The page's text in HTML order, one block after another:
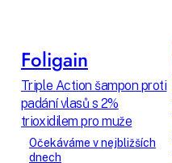
Foligain
Triple Action šampon proti
padání vlasů s 2%
trioxidilem pro muže
Očekáváme v nejbližších
dnech